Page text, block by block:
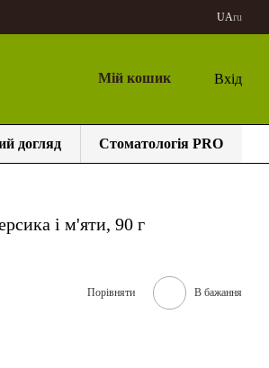
UAru
Мій кошик Вхід
догляд Стоматологія PRO
і м'яти, 90 г
Порівняти В бажання